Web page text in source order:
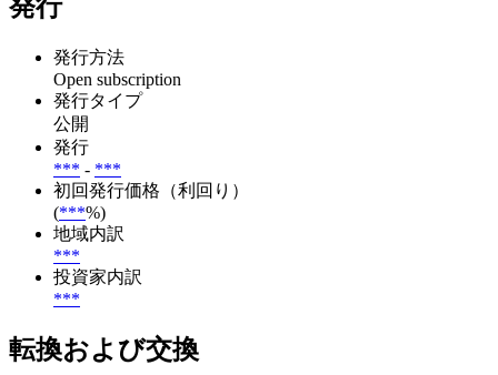
発行
発行方法
Open subscription
発行タイプ
公開
発行
*** - ***
初回発行価格（利回り）
(***%)
地域内訳
***
投資家内訳
***
転換および交換